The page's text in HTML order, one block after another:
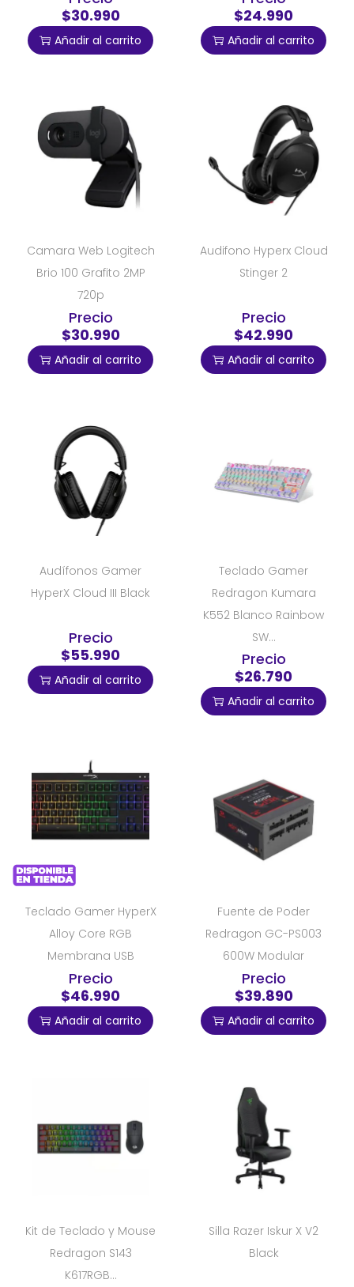
$30.990
Añadir al carrito
$24.990
Añadir al carrito
Camara Web Logitech
Brio 100 Grafito 2MP
720p
Precio
$30.990
Añadir al carrito
Audifono Hyperx Cloud
Stinger 2
Precio
$42.990
Añadir al carrito
Audífonos Gamer
HyperX Cloud III Black
Precio
$55.990
Añadir al carrito
Teclado Gamer
Redragon Kumara
K552 Blanco Rainbow
SW...
Precio
$26.790
Añadir al carrito
Teclado Gamer HyperX
Alloy Core RGB
Membrana USB
Precio
$46.990
Añadir al carrito
Fuente de Poder
Redragon GC-PS003
600W Modular
Precio
$39.890
Añadir al carrito
Kit de Teclado y Mouse
Redragon S143
K617RGB...
Silla Razer Iskur X V2
Black